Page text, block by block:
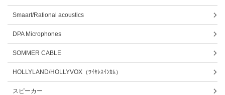
Smaart/Rational acoustics
DPA Microphones
SOMMER CABLE
HOLLYLAND/HOLLYVOX（ﾜｲﾔﾚｽｲﾝｶﾑ）
スピーカー